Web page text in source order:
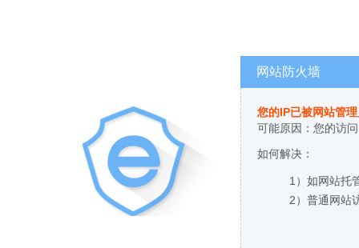
网站防火墙
您的IP已被网站管
可能原因：您的访
如何解决：
1）如网站托
2）普通网站